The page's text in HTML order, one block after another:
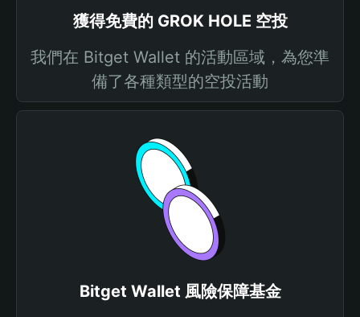
獲得免費的 GROK HOLE 空投
我們在 Bitget Wallet 的活動區域，為您準
備了各種類型的空投活動
Bitget Wallet 風險保障基金